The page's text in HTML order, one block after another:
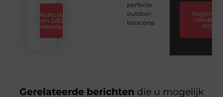
Redactie
van OBS
Beukenlaan
perfecte
outdoor
bioscoop
Registreer
vandaag
nog
Gerelateerde berichten die u mogelijk